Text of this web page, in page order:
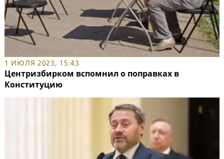
1 ИЮЛЯ 2023, 15:43
Центризбирком вспомнил о поправках в
Конституцию